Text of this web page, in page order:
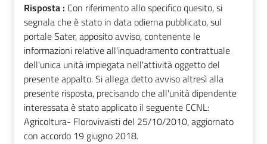
Risposta : Con riferimento allo specifico quesito, si
segnala che è stato in data odierna pubblicato, sul
portale Sater, apposito avviso, contenente le
informazioni relative all'inquadramento contrattuale
dell'unica unità impiegata nell'attività oggetto del
presente appalto. Si allega detto avviso altresì alla
presente risposta, precisando che all'unità dipendente
interessata è stato applicato il seguente CCNL:
Agricoltura- Florovivaisti del 25/10/2010, aggiornato
con accordo 19 giugno 2018.